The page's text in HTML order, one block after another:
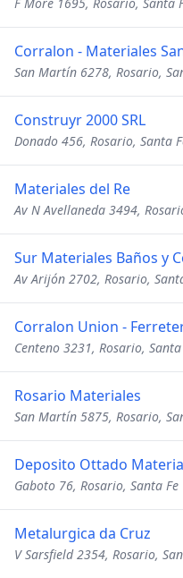
Corralon - Materiales
San Martín 6278, Rosario,
Construyr 2000 SRL
Donado 456, Rosario, Santa
Materiales del Re
Av N Avellaneda 3494,
Sur Materiales Baños y
Av Arijón 2702, Rosario,
Corralon Union -
Centeno 3231, Rosario, Santa
Rosario Materiales
San Martín 5875, Rosario,
Deposito Ottado
Gaboto 76, Rosario, Santa Fe
Metalurgica da Cruz
V Sarsfield 2354, Rosario,